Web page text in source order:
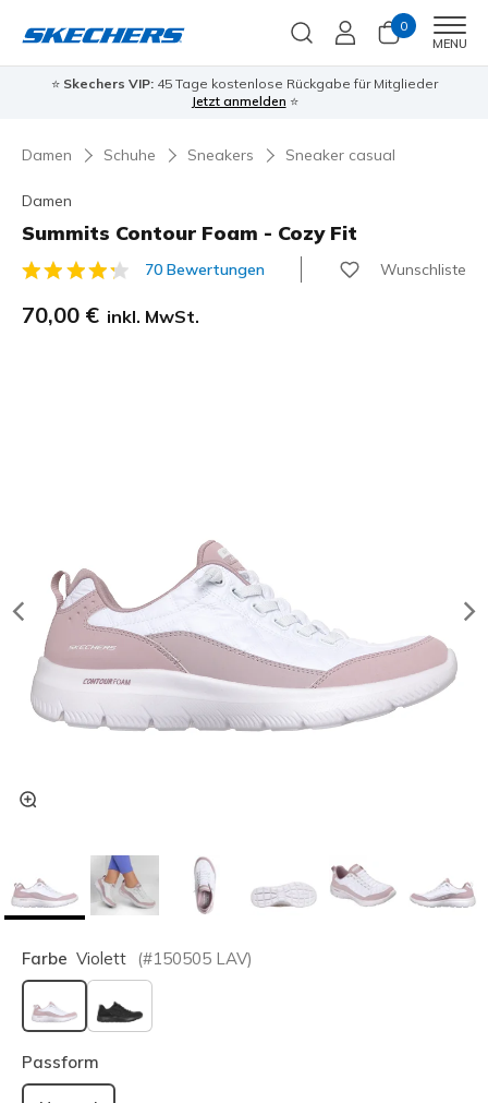
0
MENU
⭐ Skechers VIP:45 Tage kostenlose Rückgabe für Mitglieder
Jetzt anmelden ⭐
Damen Schuhe Sneakers Sneaker casual
Damen
Summits Contour Foam - Cozy Fit
3,5 von 5 Kundenbewertungen
70 Bewertungen Wunschliste
70,00 € inkl. MwSt.
Farbe Violett (#150505 LAV)
ausgewählt
Passform